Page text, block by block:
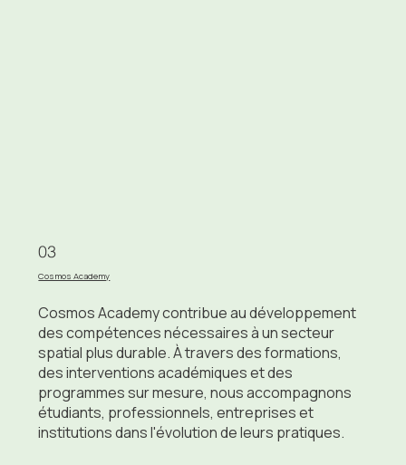
03
Cosmos Academy
Cosmos Academy contribue au développement
des compétences nécessaires à un secteur
spatial plus durable. À travers des formations,
des interventions académiques et des
programmes sur mesure, nous accompagnons
étudiants, professionnels, entreprises et
institutions dans l'évolution de leurs pratiques.